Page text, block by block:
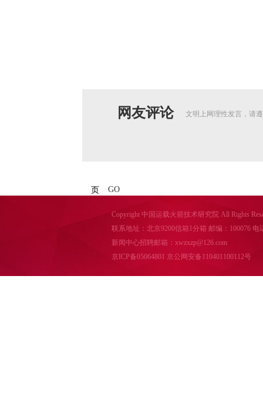
网友评论 文明上网理性发言，请
页 GO
Copyright 中国运载火箭技术研究院 All Rights
联系地址：北京9200信箱1分箱 邮编：100076 电
新闻中心招聘邮箱：xwzxzp@126.com
京ICP备05064801 京公网安备110401100112号